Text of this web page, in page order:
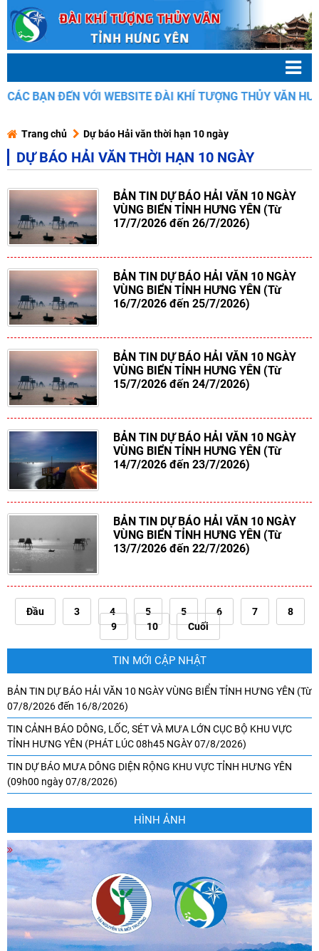
ĐẾN VỚI WEBSITE ĐÀI KHÍ TƯỢNG THỦY VĂN HƯNG YÊN
Trang chủ Dự báo Hải văn thời hạn 10 ngày
DỰ BÁO HẢI VĂN THỜI HẠN 10 NGÀY
BẢN TIN DỰ BÁO HẢI VĂN 10 NGÀY
VÙNG BIỂN TỈNH HƯNG YÊN (Từ
17/7/2026 đến 26/7/2026)
BẢN TIN DỰ BÁO HẢI VĂN 10 NGÀY
VÙNG BIỂN TỈNH HƯNG YÊN (Từ
16/7/2026 đến 25/7/2026)
BẢN TIN DỰ BÁO HẢI VĂN 10 NGÀY
VÙNG BIỂN TỈNH HƯNG YÊN (Từ
15/7/2026 đến 24/7/2026)
BẢN TIN DỰ BÁO HẢI VĂN 10 NGÀY
VÙNG BIỂN TỈNH HƯNG YÊN (Từ
14/7/2026 đến 23/7/2026)
BẢN TIN DỰ BÁO HẢI VĂN 10 NGÀY
VÙNG BIỂN TỈNH HƯNG YÊN (Từ
13/7/2026 đến 22/7/2026)
Đầu 3 4 5 5 6 7
8
9
10 Cuối
TIN MỚI CẬP NHẬT
BẢN TIN DỰ BÁO HẢI VĂN 10 NGÀY VÙNG BIỂN TỈNH HƯNG YÊN (Từ
07/8/2026 đến 16/8/2026)
TIN CẢNH BÁO DÔNG, LỐC, SÉT VÀ MƯA LỚN CỤC BỘ KHU VỰC
TỈNH HƯNG YÊN (PHÁT LÚC 08h45 NGÀY 07/8/2026)
TIN DỰ BÁO MƯA DÔNG DIỆN RỘNG KHU VỰC TỈNH HƯNG YÊN
(09h00 ngày 07/8/2026)
HÌNH ẢNH